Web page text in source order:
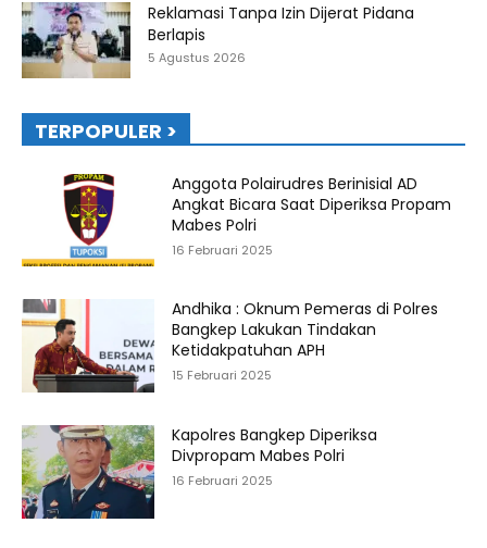
Reklamasi Tanpa Izin Dijerat Pidana
Berlapis
5 Agustus 2026
TERPOPULER >
Anggota Polairudres Berinisial AD
Angkat Bicara Saat Diperiksa Propam
Mabes Polri
16 Februari 2025
Andhika : Oknum Pemeras di Polres
Bangkep Lakukan Tindakan
Ketidakpatuhan APH
15 Februari 2025
Kapolres Bangkep Diperiksa
Divpropam Mabes Polri
16 Februari 2025